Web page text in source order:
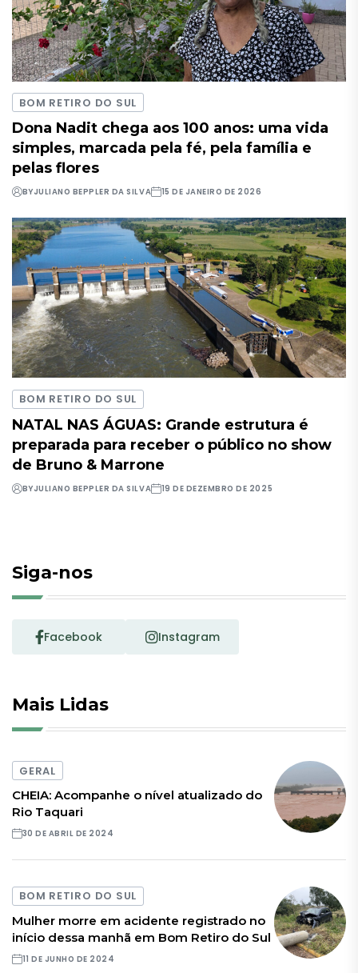
BOM RETIRO DO SUL
Dona Nadit chega aos 100 anos: uma vida
simples, marcada pela fé, pela família e
pelas flores
BYJULIANO BEPPLER DA SILVA 15 DE JANEIRO DE 2026
BOM RETIRO DO SUL
NATAL NAS ÁGUAS: Grande estrutura é
preparada para receber o público no show
de Bruno & Marrone
BYJULIANO BEPPLER DA SILVA 19 DE DEZEMBRO DE 2025
Siga-nos
Facebook Instagram
Mais Lidas
GERAL
CHEIA: Acompanhe o nível atualizado do
Rio Taquari
30 DE ABRIL DE 2024
BOM RETIRO DO SUL
Mulher morre em acidente registrado no
início dessa manhã em Bom Retiro do Sul
11 DE JUNHO DE 2024